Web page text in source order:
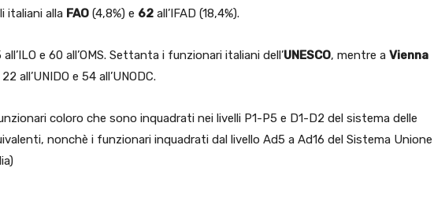
italiani alla FAO (4,8%) e 62 all’IFAD (18,4%).
e 60 all’OMS. Settanta i funzionari italiani dell’UNESCO, mentre a Vienna
all’UNIDO e 54 all’UNODC.
coloro che sono inquadrati nei livelli P1-P5 e D1-D2 del sistema delle
nonchè i funzionari inquadrati dal livello Ad5 a Ad16 del Sistema Unione